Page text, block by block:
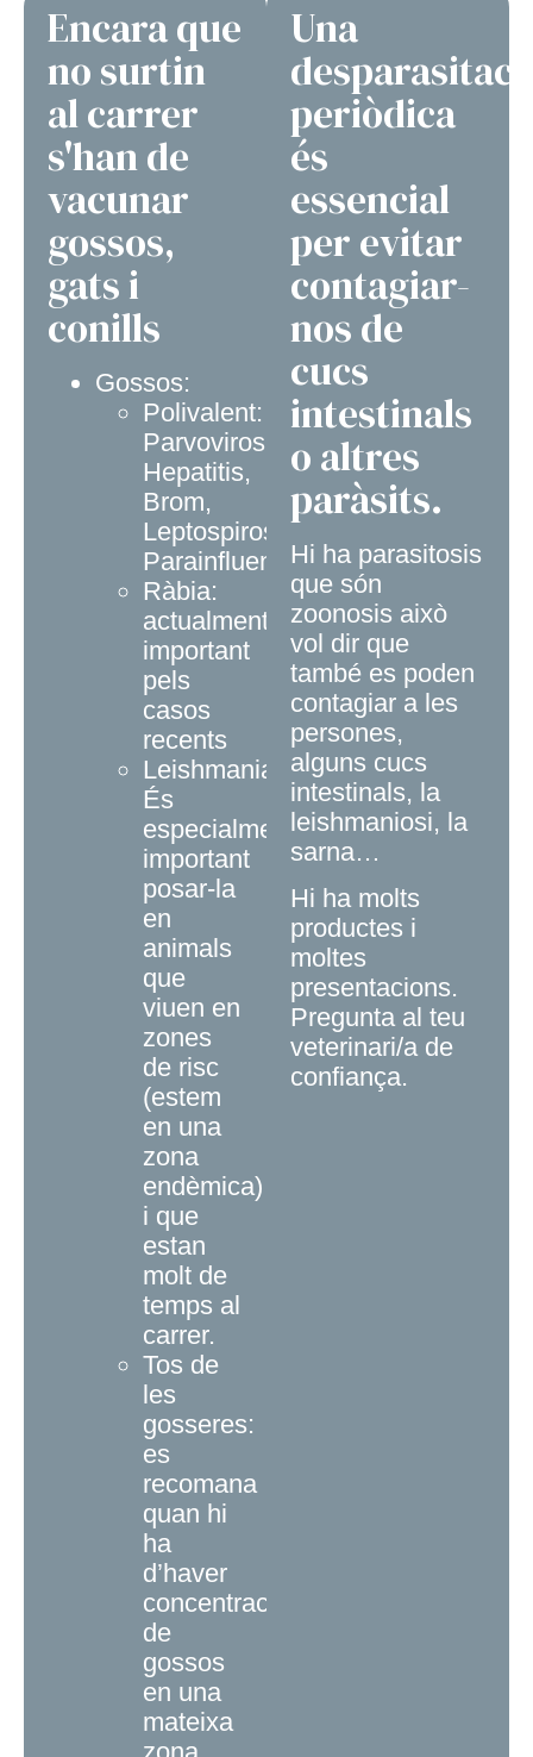
Encara que
no surtin
al carrer
s'han de
vacunar
gossos,
gats i
conills
Gossos:
Polivalent:
Parvovirosi,
Hepatitis,
Brom,
Leptospirosi,
Parainfluença.
Ràbia:
actualment
important
pels
casos
recents
Leishmania:
És
especialment
important
posar-la
en
animals
que
viuen en
zones
de risc
(estem
en una
zona
endèmica)
i que
estan
molt de
temps al
carrer.
Tos de
les
gosseres:
es
recomana
quan hi
ha
d’haver
concentracions
de
gossos
en una
mateixa
Una
periòdica
és
essencial
per evitar
contagiar-
nos de
cucs
intestinals
o altres
paràsits.
Hi ha parasitosis
que són
zoonosis això
vol dir que
també es poden
contagiar a les
persones,
alguns cucs
intestinals, la
leishmaniosi, la
sarna…
Hi ha molts
productes i
moltes
presentacions.
Pregunta al teu
veterinari/a de
confiança.